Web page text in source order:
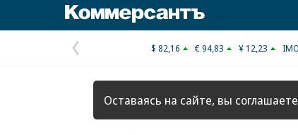
Предыдущая
страница
$ 82,16 € 94,83 ¥ 12,23
Оставаясь на сайте, вы